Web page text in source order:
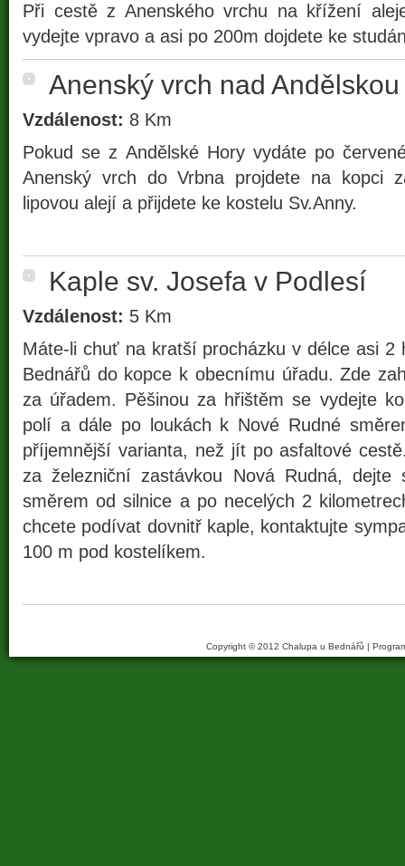
Při cestě z Anenského vrchu na křížení
vydejte vpravo a asi po 200m dojdete ke
Anenský vrch nad
Vzdálenost: 8 Km
Pokud se z Andělské Hory vydáte po
Anenský vrch do Vrbna projdete na kopci
lipovou alejí a přijdete ke kostelu Sv.Anny.
Kaple sv. Josefa v Podlesí
Vzdálenost: 5 Km
Máte-li chuť na kratší procházku v délce asi 2
Bednářů do kopce k obecnímu úřadu. Zde
za úřadem. Pěšinou za hřištěm se vydejte
polí a dále po loukách k Nové Rudné
příjemnější varianta, než jít po asfaltové
za železniční zastávkou Nová Rudná,
směrem od silnice a po necelých 2
chcete podívat dovnitř kaple, kontaktujte
100 m pod kostelíkem.
Copyright © 2012 Chalupa u Bednářů |